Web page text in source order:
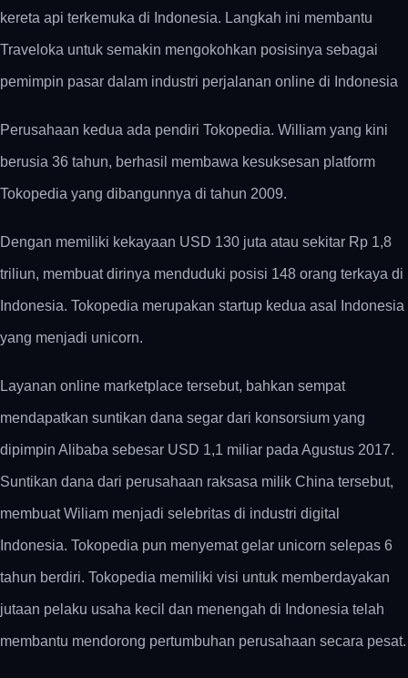
kereta api terkemuka di Indonesia. Langkah ini membantu
Traveloka untuk semakin mengokohkan posisinya sebagai
pemimpin pasar dalam industri perjalanan online di Indonesia
Perusahaan kedua ada pendiri Tokopedia. William yang kini
berusia 36 tahun, berhasil membawa kesuksesan platform
Tokopedia yang dibangunnya di tahun 2009.
Dengan memiliki kekayaan USD 130 juta atau sekitar Rp 1,8
triliun, membuat dirinya menduduki posisi 148 orang terkaya di
Indonesia. Tokopedia merupakan startup kedua asal Indonesia
yang menjadi unicorn.
Layanan online marketplace tersebut, bahkan sempat
mendapatkan suntikan dana segar dari konsorsium yang
dipimpin Alibaba sebesar USD 1,1 miliar pada Agustus 2017.
Suntikan dana dari perusahaan raksasa milik China tersebut,
membuat Wiliam menjadi selebritas di industri digital
Indonesia. Tokopedia pun menyemat gelar unicorn selepas 6
tahun berdiri. Tokopedia memiliki visi untuk memberdayakan
jutaan pelaku usaha kecil dan menengah di Indonesia telah
membantu mendorong pertumbuhan perusahaan secara pesat.